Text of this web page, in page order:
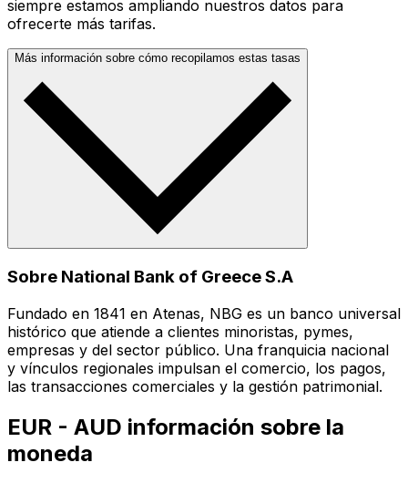
siempre estamos ampliando nuestros datos para
ofrecerte más tarifas.
Más información sobre cómo recopilamos estas tasas
Sobre National Bank of Greece S.A
Fundado en 1841 en Atenas, NBG es un banco universal
histórico que atiende a clientes minoristas, pymes,
empresas y del sector público. Una franquicia nacional
y vínculos regionales impulsan el comercio, los pagos,
las transacciones comerciales y la gestión patrimonial.
EUR - AUD información sobre la
moneda